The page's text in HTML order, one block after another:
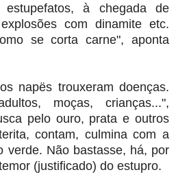
estupefatos, à chegada de
com dinamite etc.
se corta carne", aponta
napës trouxeram doenças.
moças, crianças...",
pelo ouro, prata e outros
contam, culmina com a
verde. Não bastasse, há, por
(justificado) do estupro.